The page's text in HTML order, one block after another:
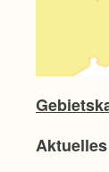
Aktuelles